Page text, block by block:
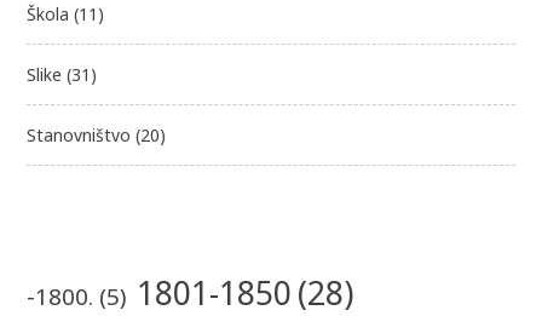
Škola (11)
Slike (31)
Stanovništvo (20)
-1800. (5) 1801-1850(28)